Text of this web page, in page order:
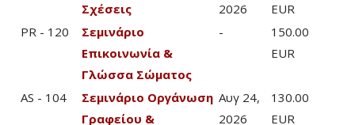
Σχέσεις
2026
EUR
PR - 120
Σεμινάριο
Επικοινωνία &
Γλώσσα Σώματος
-
150.00
EUR
AS - 104
Σεμινάριο Οργάνωση
Γραφείου &
Αυγ 24,
2026
130.00
EUR